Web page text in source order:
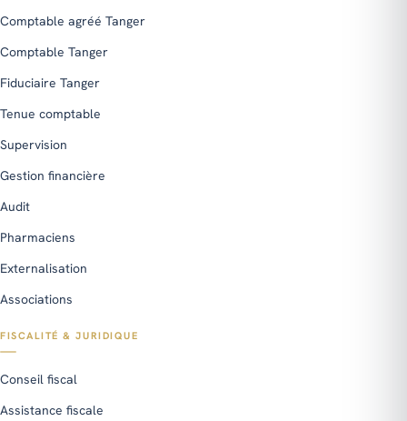
Comptable agréé Tanger
Comptable Tanger
Fiduciaire Tanger
Tenue comptable
Supervision
Gestion financière
Audit
Pharmaciens
Externalisation
Associations
FISCALITÉ & JURIDIQUE
Conseil fiscal
Assistance fiscale